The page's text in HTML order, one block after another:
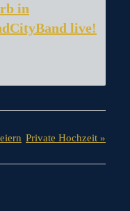
in
live!
Private Hochzeit »